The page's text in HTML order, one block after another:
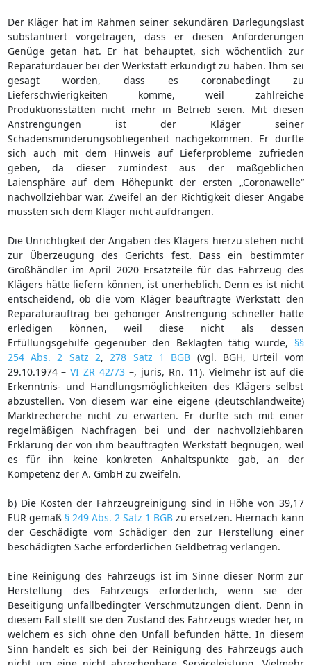
Der Kläger hat im Rahmen seiner sekundären Darlegungslast
substantiiert vorgetragen, dass er diesen Anforderungen
Genüge getan hat. Er hat behauptet, sich wöchentlich zur
Reparaturdauer bei der Werkstatt erkundigt zu haben. Ihm sei
gesagt worden, dass es coronabedingt zu
Lieferschwierigkeiten komme, weil zahlreiche
Produktionsstätten nicht mehr in Betrieb seien. Mit diesen
Anstrengungen ist der Kläger seiner
Schadensminderungsobliegenheit nachgekommen. Er durfte
sich auch mit dem Hinweis auf Lieferprobleme zufrieden
geben, da dieser zumindest aus der maßgeblichen
Laiensphäre auf dem Höhepunkt der ersten „Coronawelle“
nachvollziehbar war. Zweifel an der Richtigkeit dieser Angabe
mussten sich dem Kläger nicht aufdrängen.
Die Unrichtigkeit der Angaben des Klägers hierzu stehen nicht
zur Überzeugung des Gerichts fest. Dass ein bestimmter
Großhändler im April 2020 Ersatzteile für das Fahrzeug des
Klägers hätte liefern können, ist unerheblich. Denn es ist nicht
entscheidend, ob die vom Kläger beauftragte Werkstatt den
Reparaturauftrag bei gehöriger Anstrengung schneller hätte
erledigen können, weil diese nicht als dessen
Erfüllungsgehilfe gegenüber den Beklagten tätig wurde, §§
254 Abs. 2 Satz 2, 278 Satz 1 BGB (vgl. BGH, Urteil vom
29.10.1974 –VI ZR 42/73 –, juris, Rn. 11). Vielmehr ist auf die
Erkenntnis- und Handlungsmöglichkeiten des Klägers selbst
abzustellen. Von diesem war eine eigene (deutschlandweite)
Marktrecherche nicht zu erwarten. Er durfte sich mit einer
regelmäßigen Nachfragen bei und der nachvollziehbaren
Erklärung der von ihm beauftragten Werkstatt begnügen, weil
es für ihn keine konkreten Anhaltspunkte gab, an der
Kompetenz der A. GmbH zu zweifeln.
b) Die Kosten der Fahrzeugreinigung sind in Höhe von 39,17
EUR gemäß § 249 Abs. 2 Satz 1 BGB zu ersetzen. Hiernach kann
der Geschädigte vom Schädiger den zur Herstellung einer
beschädigten Sache erforderlichen Geldbetrag verlangen.
Eine Reinigung des Fahrzeugs ist im Sinne dieser Norm zur
Herstellung des Fahrzeugs erforderlich, wenn sie der
Beseitigung unfallbedingter Verschmutzungen dient. Denn in
diesem Fall stellt sie den Zustand des Fahrzeugs wieder her, in
welchem es sich ohne den Unfall befunden hätte. In diesem
Sinn handelt es sich bei der Reinigung des Fahrzeugs auch